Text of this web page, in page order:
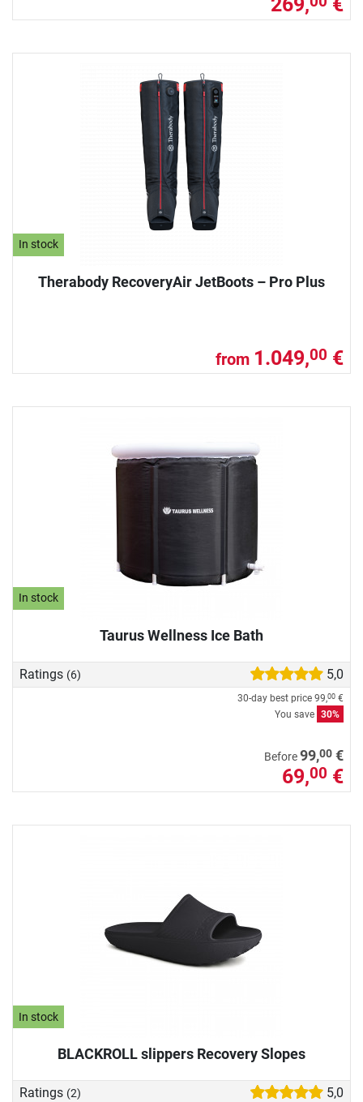
In stock
Therabody RecoveryAir JetBoots – Pro Plus
from 1.049,00 €
In stock
Taurus Wellness Ice Bath
Ratings (6) 5,0
30-day best price 99,00 €
You save 30%
Before99,00 €
69,00 €
In stock
BLACKROLL slippers Recovery Slopes
Ratings (2) 5,0